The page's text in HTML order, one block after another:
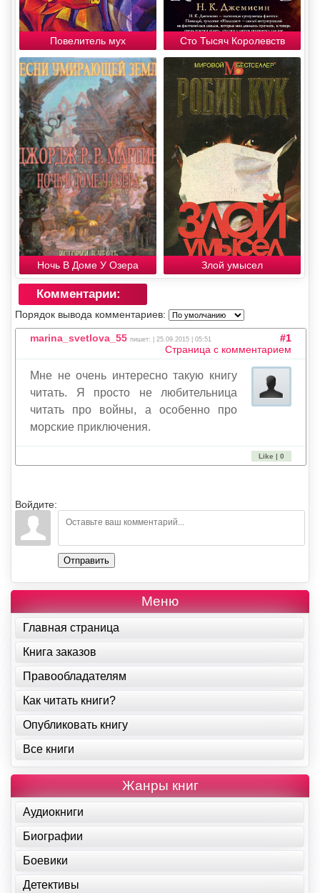
Повелитель мух Сто Тысяч Королевств
Ночь В Доме У Озера Злой умысел
Комментарии:
Порядок вывода комментариев:
marina_svetlova_55 пишет: | 25.09.2015 | 05:51
#1
Страница с комментарием
Мне не очень интересно такую книгу
читать. Я просто не любительница
читать про войны, а особенно про
морские приключения.
Like | 0
Войдите:
Отправить
Меню
Главная страница
Книга заказов
Правообладателям
Как читать книги?
Опубликовать книгу
Все книги
Жанры книг
Аудиокниги
Биографии
Боевики
Детективы